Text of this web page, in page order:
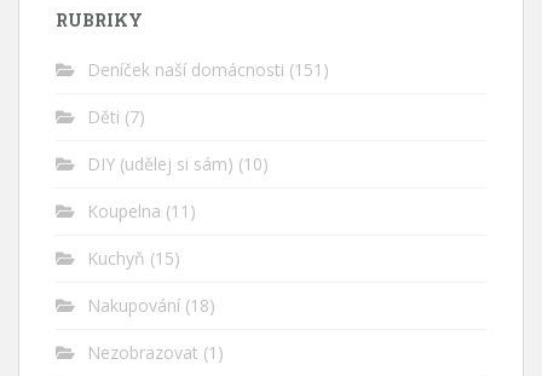
RUBRIKY
Deníček naší domácnosti (151)
Děti (7)
DIY (udělej si sám) (10)
Koupelna (11)
Kuchyň (15)
Nakupování (18)
Nezobrazovat (1)